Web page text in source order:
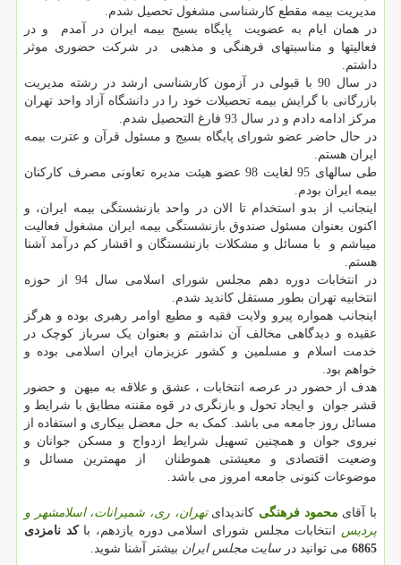
مدیریت بیمه مقطع کارشناسی مشغول تحصیل شدم.
در همان ایام به عضویت پایگاه بسیج بیمه ایران در آمدم و در
فعالیتها و مناسبتهای فرهنگی و مذهبی در شرکت حضوری موثر
داشتم.
در سال 90 با قبولی در آزمون کارشناسی ارشد در رشته مدیریت
بازرگانی با گرایش بیمه تحصیلات خود را در دانشگاه آزاد واحد تهران
مرکز ادامه دادم و در سال 93 فارغ التحصیل شدم.
در حال حاضر عضو شورای پایگاه بسیج و مسئول قرآن و عترت بیمه
ایران هستم.
طی سالهای 95 لغایت 98 عضو هیئت مدیره تعاونی مصرف کارکنان
بیمه ایران بودم.
اینجانب از بدو استخدام تا الان در واحد بازنشستگی بیمه ایران، و
اکنون بعنوان مسئول صندوق بازنشستگی بیمه ایران مشغول فعالیت
میباشم و با مسائل و مشکلات بازنشستگان و اقشار کم درآمد آشنا
هستم.
در انتخابات دوره دهم مجلس شورای اسلامی سال 94 از حوزه
انتخابیه تهران بطور مستقل کاندید شدم.
اینجانب همواره پیرو ولایت فقیه و مطیع اوامر رهبری بوده و هرگز
عقیده و دیدگاهی مخالف آن نداشتم و بعنوان یک سرباز کوچک در
خدمت اسلام و مسلمین و کشور عزیزمان ایران اسلامی بوده و
خواهم بود.
هدف از حضور در عرصه انتخابات ، عشق و علاقه به میهن و حضور
قشر جوان و ایجاد تحول و بازنگری در قوه مقننه مطابق با شرایط و
مسائل روز جامعه می باشد. کمک به حل معضل بیکاری و استفاده از
نیروی جوان و همچنین تسهیل شرایط ازدواج و مسکن جوانان و
وضعیت اقتصادی و معیشتی هموطنان از مهمترین مسائل و
موضوعات کنونی جامعه امروز می باشد.
با آقای محمود فرهنگی کاندیدایتهران، ری، شمیرانات، اسلامشهر و
پردیس انتخابات مجلس شورای اسلامی دوره یازدهم، باکد نامزدی
6865 می توانید در سایت مجلس ایران بیشتر آشنا شوید.